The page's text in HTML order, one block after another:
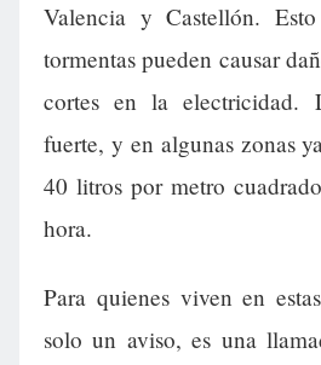
Valencia y Castellón.
tormentas pueden causar
cortes en la
fuerte, y en algunas zonas
40 litros por metro
hora.
Para quienes viven en
solo un aviso, es una